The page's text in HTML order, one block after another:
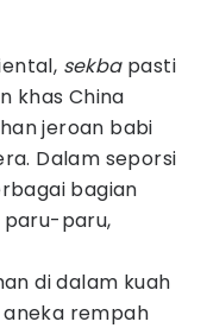
sekba pasti
khas China
jeroan babi
Dalam seporsi
bagian
paru-paru,
di dalam kuah
rempah